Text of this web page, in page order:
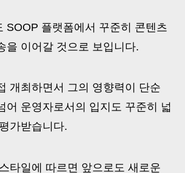
SOOP 플랫폼에서 꾸준히 콘텐츠
을 이어갈 것으로 보입니다.
개최하면서 그의 영향력이 단순
어 운영자로서의 입지도 꾸준히 넓
가받습니다.
타일에 따르면 앞으로도 새로운